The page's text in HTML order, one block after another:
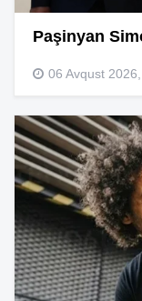
Paşinyan
06 Avqust